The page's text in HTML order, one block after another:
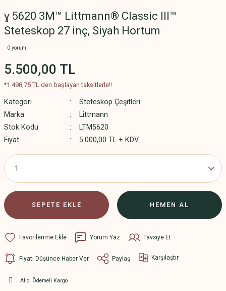
ɣ 5620 3M™ Littmann® Classic III™
Steteskop 27 inç, Siyah Hortum
0 yorum
5.500,00 TL
*1.498,75 TL den başlayan taksitlerle!!
Kategori
Steteskop Çeşitleri
Marka
Littmann
Stok Kodu
LTM5620
Fiyat
5.000,00 TL + KDV
SEPETE EKLE HEMEN AL
Yorum Yaz Tavsiye Et
Fiyatı Düşünce Haber Ver Paylaş Karşılaştır
Alıcı Ödemeli Kargo